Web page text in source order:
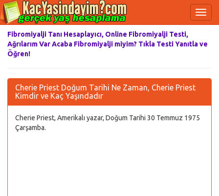
Fibromiyalji Tanı Hesaplayıcı, Online Fibromiyalji Testi,
Ağrılarım Var Acaba Fibromiyalji miyim? Tıkla Testi Yanıtla ve
Öğren!
Cherie Priest Doğum Tarihi Ne Zaman, Cherie Priest
Kimdir ve Kaç Yaşındadır
Cherie Priest, Amerikalı yazar, Doğum Tarihi 30 Temmuz 1975
Çarşamba.